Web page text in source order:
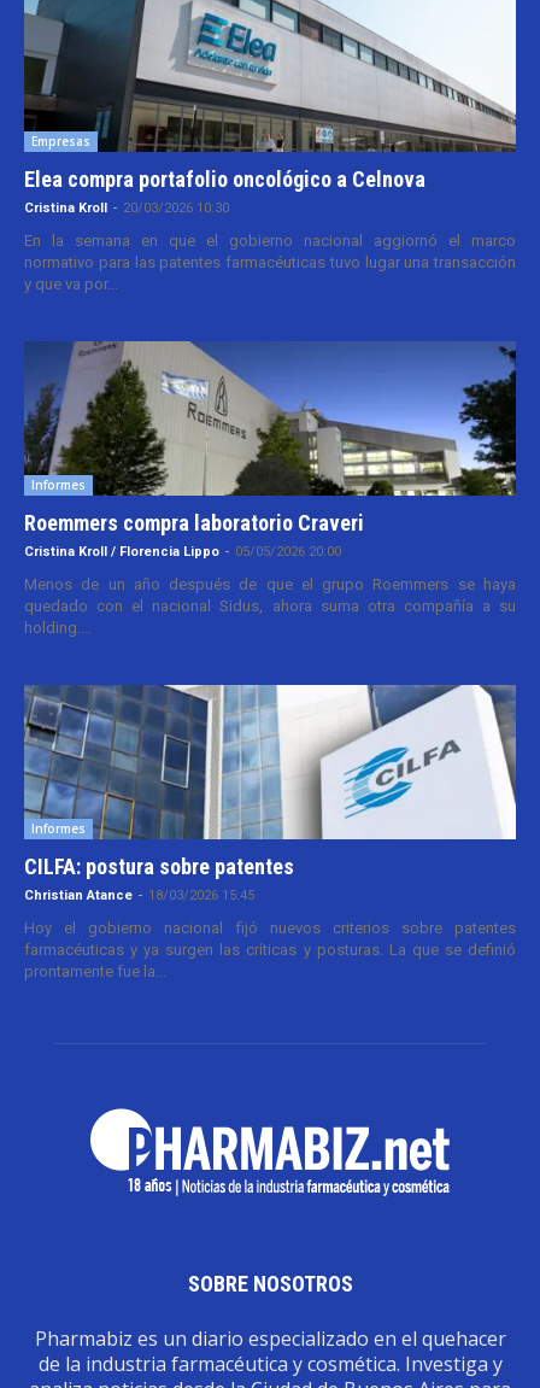
Empresas
Elea compra portafolio oncológico a Celnova
Cristina Kroll - 20/03/2026 10:30
En la semana en que el gobierno nacional aggiornó el marco
normativo para las patentes farmacéuticas tuvo lugar una transacción
y que va por...
Informes
Roemmers compra laboratorio Craveri
Cristina Kroll / Florencia Lippo - 05/05/2026 20:00
Menos de un año después de que el grupo Roemmers se haya
quedado con el nacional Sidus, ahora suma otra compañía a su
holding....
Informes
CILFA: postura sobre patentes
Christian Atance - 18/03/2026 15:45
Hoy el gobierno nacional fijó nuevos criterios sobre patentes
farmacéuticas y ya surgen las críticas y posturas. La que se definió
prontamente fue la...
SOBRE NOSOTROS
Pharmabiz es un diario especializado en el quehacer
de la industria farmacéutica y cosmética. Investiga y